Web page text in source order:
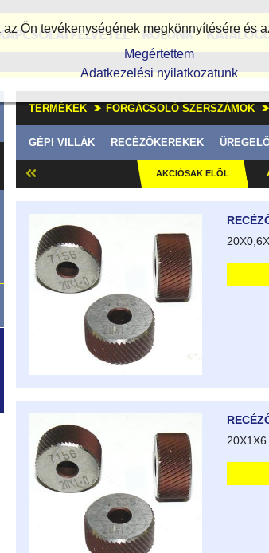
Ön tevékenységének megkönnyítésére és
Megértettem
Adatkezelési nyilatkozatunk
RÓLUNK
TERMÉKEK FORGÁCSOLÓ SZERSZÁMOK
GÉPI VILLÁK RECÉZŐKEREKEK
AKCIÓSAK ELÖL